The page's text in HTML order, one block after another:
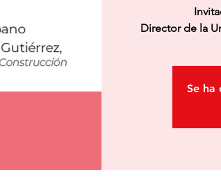
Director de la
Se ha